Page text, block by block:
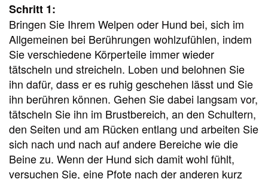
Schritt 1:
Bringen Sie Ihrem Welpen oder Hund bei, sich im
Allgemeinen bei Berührungen wohlzufühlen, indem
Sie verschiedene Körperteile immer wieder
tätscheln und streicheln. Loben und belohnen Sie
ihn dafür, dass er es ruhig geschehen lässt und Sie
ihn berühren können. Gehen Sie dabei langsam vor,
tätscheln Sie ihn im Brustbereich, an den Schultern,
den Seiten und am Rücken entlang und arbeiten Sie
sich nach und nach auf andere Bereiche wie die
Beine zu. Wenn der Hund sich damit wohl fühlt,
versuchen Sie, eine Pfote nach der anderen kurz